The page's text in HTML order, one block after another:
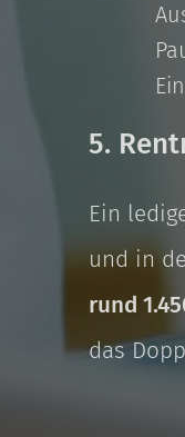
5.
Ein
und in
rund
das